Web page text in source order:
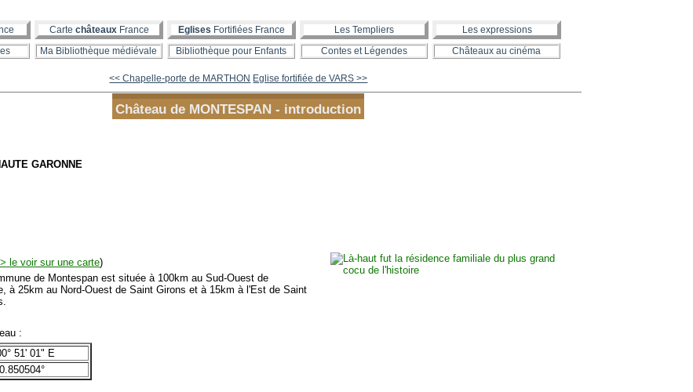
Carte châteauxFrance Eglises Fortifiées France Les Templiers
Les expressions
Ma Bibliothèque médiévale Bibliothèque pour Enfants Contes et Légendes Châteaux au cinéma
<< Chapelle-porte de MARTHON Eglise fortifiée de VARS >>
Château de MONTESPAN - introduction
GARONNE
le voir sur une carte)
de Montespan est située à 100km au Sud-Ouest de
à 25km au Nord-Ouest de Saint Girons et à 15km à l'Est de Saint
:
51' 01" E
0.850504°